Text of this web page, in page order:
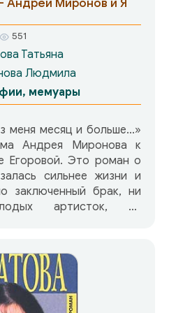
стороны света «В то
гроза…» жизнь и строфы
Серебряные лясы
Больной мальчик
Гастролёры Толп
жеребцы
Разнообразная
и Сергей Дегенерат
Важнейшее из
один?» Время служения
Разный, но единый
шагаю напрямик… о
камень Исходит
молодое Литературная
Корнилов и
«господи, пронеси»
жизнь» После жизни
не щёлкнул…» слово про
Андрей Миронов и Я
551
Татьяна
Людмила
мемуары
меня месяц и больше...»
Андрея Миронова к
Егоровой. Это роман о
сильнее жизни и
заключенный брак, ни
артисток, ни
матери (после смерти
близки) не смогли